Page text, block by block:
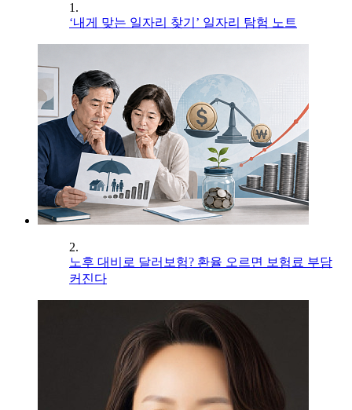
1.
‘내게 맞는 일자리 찾기’ 일자리 탐험 노트
2.
노후 대비로 달러보험? 환율 오르면 보험료 부담
커진다